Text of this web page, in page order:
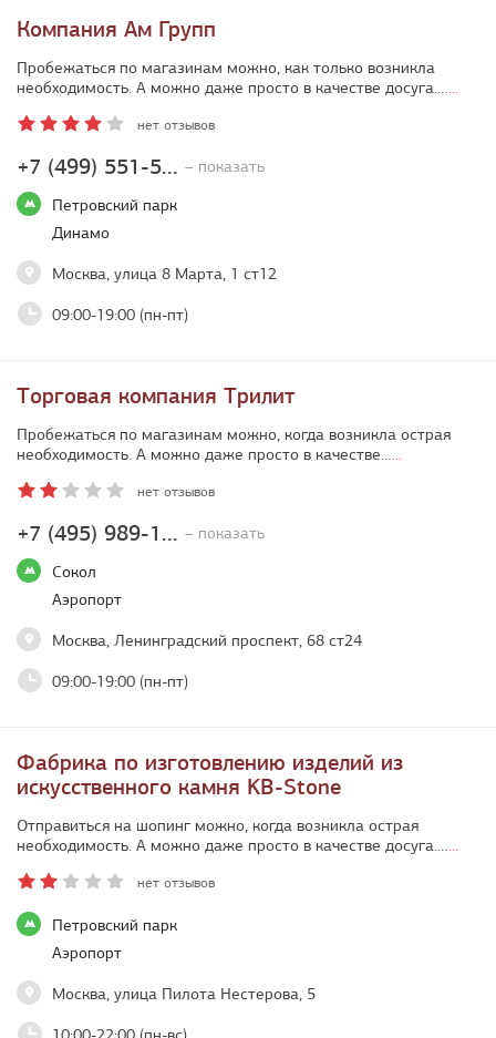
Компания Ам Групп
+7 (499) 551-5... – показать
Петровский парк
Динамо
Москва, улица 8 Марта, 1 ст12
09:00-19:00 (пн-пт)
Пробежаться по магазинам можно, как только возникла
необходимость. А можно даже просто в качестве досуга.…...
нет отзывов
Торговая компания Трилит
+7 (495) 989-1... – показать
Сокол
Аэропорт
Москва, Ленинградский проспект, 68 ст24
09:00-19:00 (пн-пт)
Пробежаться по магазинам можно, когда возникла острая
необходимость. А можно даже просто в качестве…...
нет отзывов
Фабрика по изготовлению изделий из
искусственного камня KB-Stone
Петровский парк
Аэропорт
Москва, улица Пилота Нестерова, 5
Отправиться на шопинг можно, когда возникла острая
необходимость. А можно даже просто в качестве досуга.…...
нет отзывов